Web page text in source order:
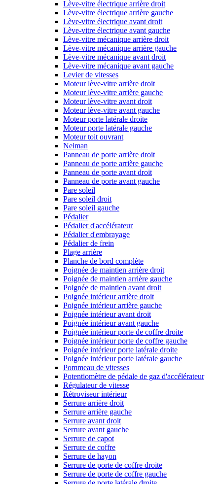
Lève-vitre électrique arrière droit
Lève-vitre électrique arrière gauche
Lève-vitre électrique avant droit
Lève-vitre électrique avant gauche
Lève-vitre mécanique arrière droit
Lève-vitre mécanique arrière gauche
Lève-vitre mécanique avant droit
Lève-vitre mécanique avant gauche
Levier de vitesses
Moteur lève-vitre arrière droit
Moteur lève-vitre arrière gauche
Moteur lève-vitre avant droit
Moteur lève-vitre avant gauche
Moteur porte latérale droite
Moteur porte latérale gauche
Moteur toit ouvrant
Neiman
Panneau de porte arrière droit
Panneau de porte arrière gauche
Panneau de porte avant droit
Panneau de porte avant gauche
Pare soleil
Pare soleil droit
Pare soleil gauche
Pédalier
Pédalier d'accélérateur
Pédalier d'embrayage
Pédalier de frein
Plage arrière
Planche de bord complète
Poignée de maintien arrière droit
Poignée de maintien arrière gauche
Poignée de maintien avant droit
Poignée intérieur arrière droit
Poignée intérieur arrière gauche
Poignée intérieur avant droit
Poignée intérieur avant gauche
Poignée intérieur porte de coffre droite
Poignée intérieur porte de coffre gauche
Poignée intérieur porte latérale droite
Poignée intérieur porte latérale gauche
Pommeau de vitesses
Potentiomètre de pédale de gaz d'accélérateur
Régulateur de vitesse
Rétroviseur intérieur
Serrure arrière droit
Serrure arrière gauche
Serrure avant droit
Serrure avant gauche
Serrure de capot
Serrure de coffre
Serrure de hayon
Serrure de porte de coffre droite
Serrure de porte de coffre gauche